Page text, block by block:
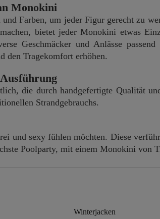
Monokini
Farben, um jeder Figur gerecht zu
bietet jeder Monokini etwas
Geschmäcker und Anlässe
den Tragekomfort erhöhen.
die durch handgefertigte Qualität
Strandgebrauchs.
und sexy fühlen möchten. Diese
Poolparty, mit einem Monokini von
Winterjacken